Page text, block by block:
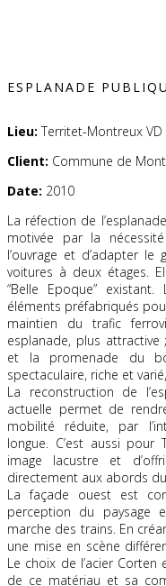
ESPLANADE
Lieu:Territet-Montreux VD
Client: Commune de
Date: 2010
La réfection de
motivée par la
l’ouvrage et d’adapter
voitures à deux étages.
“Belle Epoque”
éléments préfabriqués
maintien du trafic
esplanade, plus attractive
et la promenade du
spectaculaire, riche et
La reconstruction de
actuelle permet de
mobilité réduite, par
longue. C’est aussi
image lacustre et
directement aux abords
La façade ouest est
perception du paysage
marche des trains. En
une mise en scène
Le choix de l’acier
de ce matériau et sa